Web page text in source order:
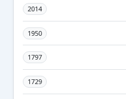
2014
1950
1797
1729